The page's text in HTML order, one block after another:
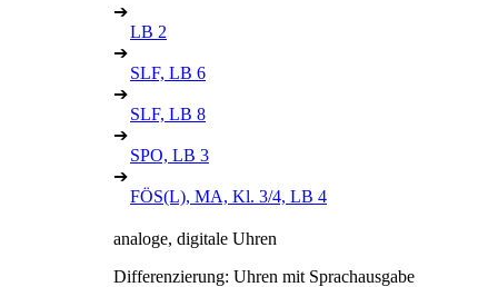
➔
LB 2
➔
SLF, LB 6
➔
SLF, LB 8
➔
SPO, LB 3
➔
FÖS(L), MA, Kl. 3/4, LB 4
analoge, digitale Uhren
Differenzierung: Uhren mit Sprachausgabe